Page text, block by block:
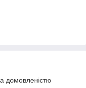
домовленістю